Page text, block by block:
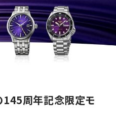
145周年記念限定モ